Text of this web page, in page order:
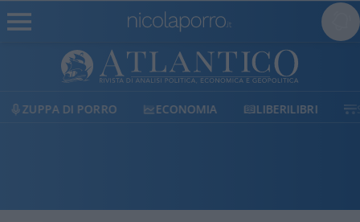
ECONOMIA LIBERILIBRI SHOP SOSTIENICI